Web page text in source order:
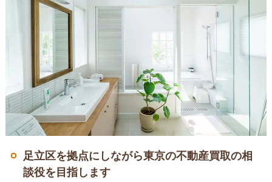
足立区を拠点にしながら東京の不動産買取の相
談役を目指します